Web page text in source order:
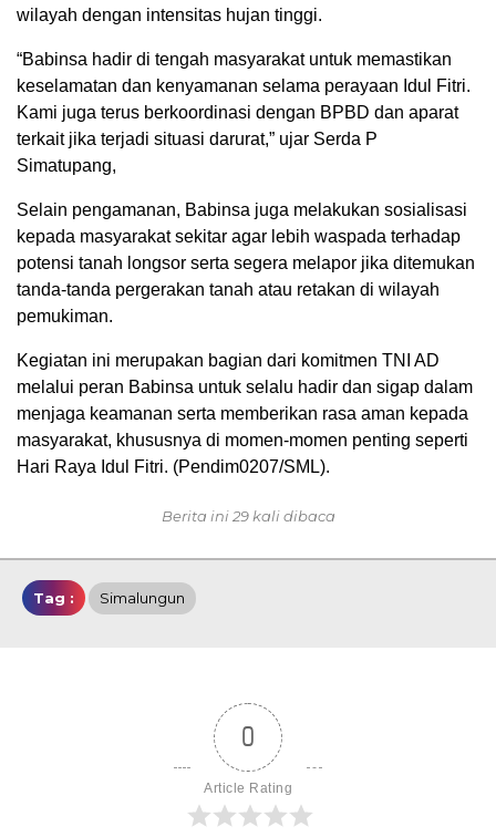
wilayah dengan intensitas hujan tinggi.
“Babinsa hadir di tengah masyarakat untuk memastikan
keselamatan dan kenyamanan selama perayaan Idul Fitri.
Kami juga terus berkoordinasi dengan BPBD dan aparat
terkait jika terjadi situasi darurat,” ujar Serda P
Simatupang,
Selain pengamanan, Babinsa juga melakukan sosialisasi
kepada masyarakat sekitar agar lebih waspada terhadap
potensi tanah longsor serta segera melapor jika ditemukan
tanda-tanda pergerakan tanah atau retakan di wilayah
pemukiman.
Kegiatan ini merupakan bagian dari komitmen TNI AD
melalui peran Babinsa untuk selalu hadir dan sigap dalam
menjaga keamanan serta memberikan rasa aman kepada
masyarakat, khususnya di momen-momen penting seperti
Hari Raya Idul Fitri. (Pendim0207/SML).
Berita ini 29 kali dibaca
Tag : Simalungun
0
Article Rating